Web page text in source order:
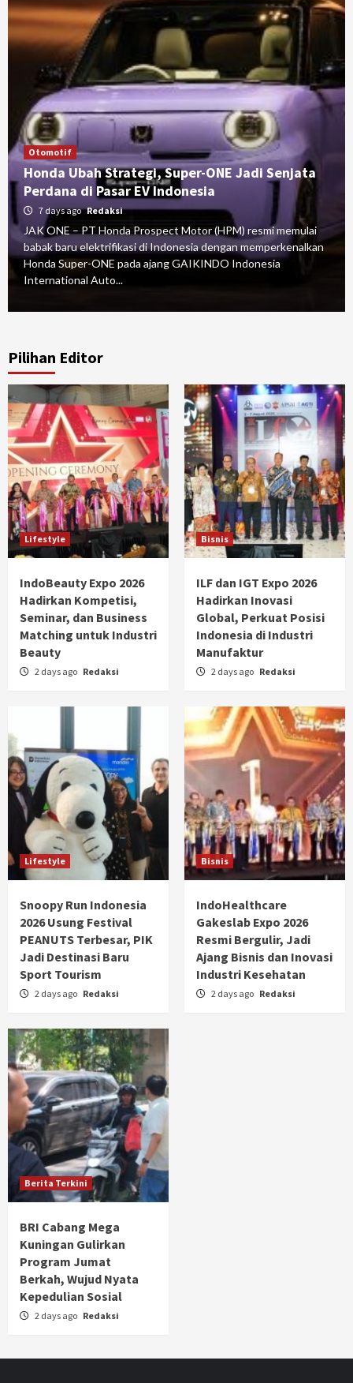
Otomotif
Honda Ubah Strategi, Super-ONE Jadi Senjata
Perdana di Pasar EV Indonesia
7 days ago Redaksi
JAK ONE – PT Honda Prospect Motor (HPM) resmi memulai
babak baru elektrifikasi di Indonesia dengan memperkenalkan
Honda Super-ONE pada ajang GAIKINDO Indonesia
International Auto...
Pilihan Editor
Lifestyle
IndoBeauty Expo 2026
Hadirkan Kompetisi,
Seminar, dan Business
Matching untuk Industri
Beauty
2 days ago Redaksi
Bisnis
ILF dan IGT Expo 2026
Hadirkan Inovasi
Global, Perkuat Posisi
Indonesia di Industri
Manufaktur
2 days ago Redaksi
Lifestyle
Snoopy Run Indonesia
2026 Usung Festival
PEANUTS Terbesar, PIK
Jadi Destinasi Baru
Sport Tourism
2 days ago Redaksi
Bisnis
IndoHealthcare
Gakeslab Expo 2026
Resmi Bergulir, Jadi
Ajang Bisnis dan Inovasi
Industri Kesehatan
2 days ago Redaksi
Berita Terkini
BRI Cabang Mega
Kuningan Gulirkan
Program Jumat
Berkah, Wujud Nyata
Kepedulian Sosial
2 days ago Redaksi